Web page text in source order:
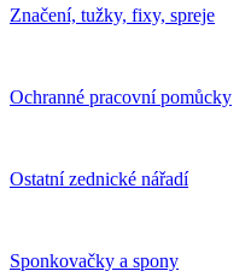
Značení, tužky, fixy, spreje
Ochranné pracovní pomůcky
Ostatní zednické nářadí
Sponkovačky a spony